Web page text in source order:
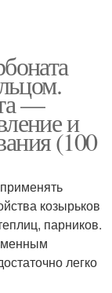
—
и
(100
козырьков
парников.
легко